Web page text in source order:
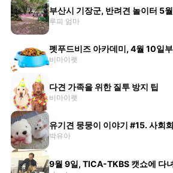
부산시 기장군, 반려견 놀이터 5
루피 엄마
펫푸드비즈 아카데미, 4월 10일
비마이펫
다견 가족을 위한 질투 방지 팁
비마이펫
유기견 뭉뭉이 이야기 #15. 사회
박유아
9월 9일, TICA-TKBS 캣쇼에 다